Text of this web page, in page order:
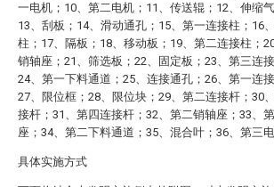
一电机；10、第二电机；11、传送辊；12、伸缩气
13、刮板；14、滑动通孔；15、第一连接柱；16
柱；17、隔板；18、移动板；19、第二连接柱；
销轴座；21、筛选板；22、固定板；23、第三连接
24、第一下料通道；25、连接通孔；26、第一连接
27、限位框；28、限位块；29、第二连接杆；30
接杆；31、第四连接杆；32、第二销轴座；33、
座；34、第二下料通道；35、混合叶；36、第三电
具体实施方式